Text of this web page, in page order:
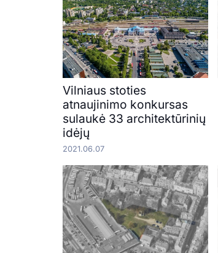
Vilniaus stoties
atnaujinimo konkursas
sulaukė 33 architektūrinių
idėjų
2021.06.07